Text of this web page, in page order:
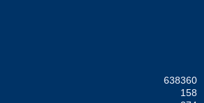
638360
158